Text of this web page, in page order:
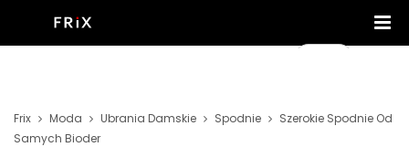
Frix Moda Ubrania Damskie Spodnie
Szerokie Spodnie Od
Samych Bioder